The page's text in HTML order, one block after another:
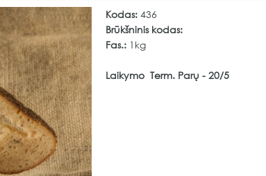
Kodas: 436
Brūkšninis kodas:
Fas.: 1kg
Laikymo Term. Parų - 20/5